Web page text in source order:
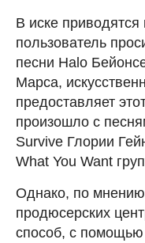
В иске
пользователь
песни Halo
Марса,
предоставляет
произошло с
Survive Глории
What You Want
Однако, по мнению
продюсерских
способ, с помощью